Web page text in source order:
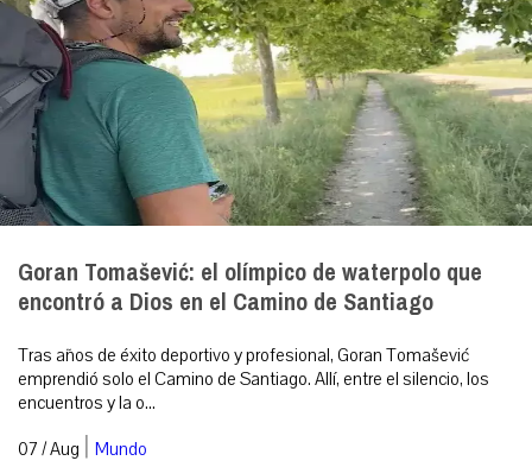
Goran Tomašević: el olímpico de waterpolo que
encontró a Dios en el Camino de Santiago
Tras años de éxito deportivo y profesional, Goran Tomašević
emprendió solo el Camino de Santiago. Allí, entre el silencio, los
encuentros y la o...
07 / Aug | Mundo